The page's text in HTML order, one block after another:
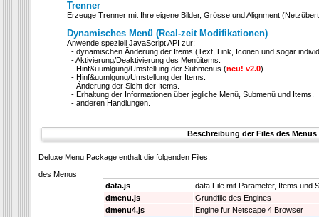
Trenner
Erzeuge Trenner mit Ihre eigene Bilder, Grösse und Alignment
Dynamisches Menü (Real-zeit Modifikationen)
Anwende speziell JavaScript API zur:
- dynamischen Änderung der Items (Text, Link, Iconen und sogar
- Aktivierung/Deaktivierung des Menüitems.
- Hinf&uumlgung/Umstellung der Submenüs (neu! v2.0).
- Hinf&uumlgung/Umstellung der Items.
- Änderung der Sicht der Items.
- Erhaltung der Informationen über jegliche Menü, Submenü und Items.
- anderen Handlungen.
Beschreibung der Files des Menus
Deluxe Menu Package enthalt die folgenden Files:
des Menus
data.js
data File mit Parameter, Items und
dmenu.js
Grundfile des Engines
dmenu4.js
Engine fur Netscape 4 Browser